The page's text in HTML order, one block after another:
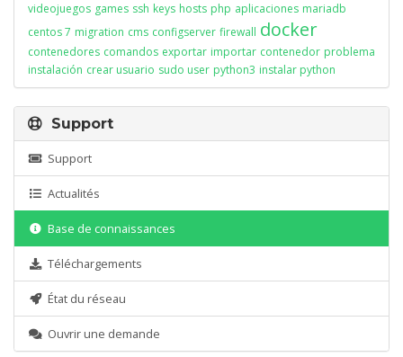
videojuegos games ssh keys hosts php aplicaciones mariadb
centos 7 migration cms configserver firewall docker
contenedores comandos exportar importar contenedor problema
instalación crear usuario sudo user python3 instalar python
Support
Support
Actualités
Base de connaissances
Téléchargements
État du réseau
Ouvrir une demande